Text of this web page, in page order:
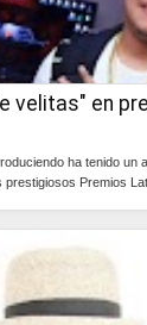
velitas" en
ha tenido un
Premios